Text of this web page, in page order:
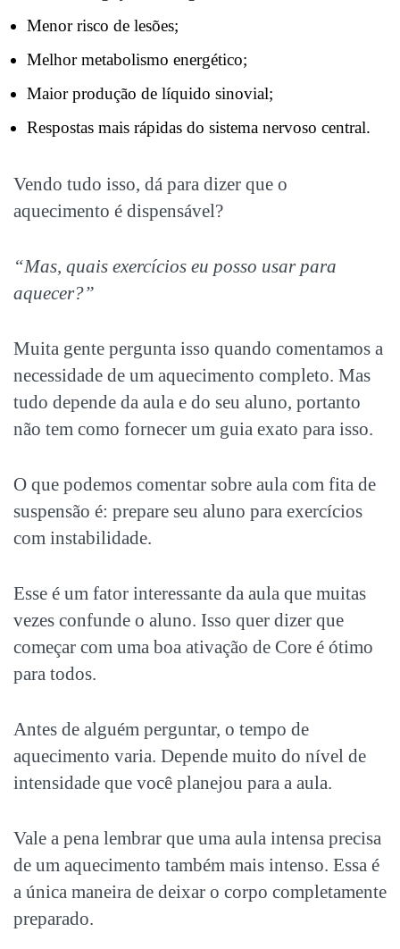
Menor risco de lesões;
Melhor metabolismo energético;
Maior produção de líquido sinovial;
Respostas mais rápidas do sistema nervoso central.
Vendo tudo isso, dá para dizer que o
aquecimento é dispensável?
“Mas, quais exercícios eu posso usar para
aquecer?”
Muita gente pergunta isso quando comentamos a
necessidade de um aquecimento completo. Mas
tudo depende da aula e do seu aluno, portanto
não tem como fornecer um guia exato para isso.
O que podemos comentar sobre aula com fita de
suspensão é: prepare seu aluno para exercícios
com instabilidade.
Esse é um fator interessante da aula que muitas
vezes confunde o aluno. Isso quer dizer que
começar com uma boa ativação de Core é ótimo
para todos.
Antes de alguém perguntar, o tempo de
aquecimento varia. Depende muito do nível de
intensidade que você planejou para a aula.
Vale a pena lembrar que uma aula intensa precisa
de um aquecimento também mais intenso. Essa é
a única maneira de deixar o corpo completamente
preparado.